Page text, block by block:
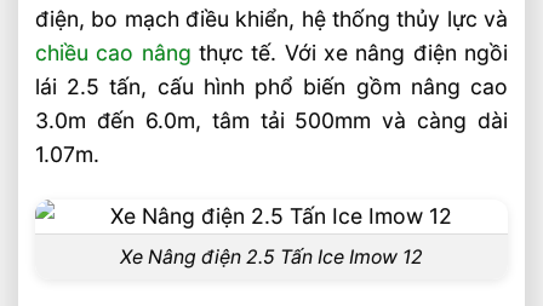
điện, bo mạch điều khiển, hệ thống thủy lực và
chiều cao nâng thực tế. Với xe nâng điện ngồi
lái 2.5 tấn, cấu hình phổ biến gồm nâng cao
3.0m đến 6.0m, tâm tải 500mm và càng dài
1.07m.
Xe Nâng điện 2.5 Tấn Ice Imow 12